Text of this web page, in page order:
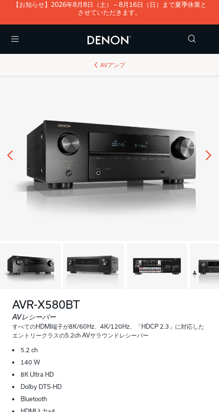
【お知らせ】2026年8月8日（土）～8月16日（日）まで夏季休業と
させていただきます。
AVアンプ
前へ
AVR-X580BT
AVレシーバー
すべてのHDMI端子が8K/60Hz、4K/120Hz、「HDCP 2.3」に対応した
エントリークラスの5.2ch AVサラウンドレシーバー
5.2 ch
140 W
8K Ultra HD
Dolby DTS-HD
Bluetooth